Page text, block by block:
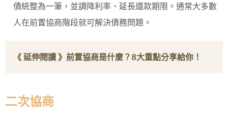
債統整為一筆，並調降利率、延長還款期限。通常大多數
人在前置協商階段就可解決債務問題。
《 延伸閱讀 》 前置協商是什麼？8大重點分享給你！
二次協商